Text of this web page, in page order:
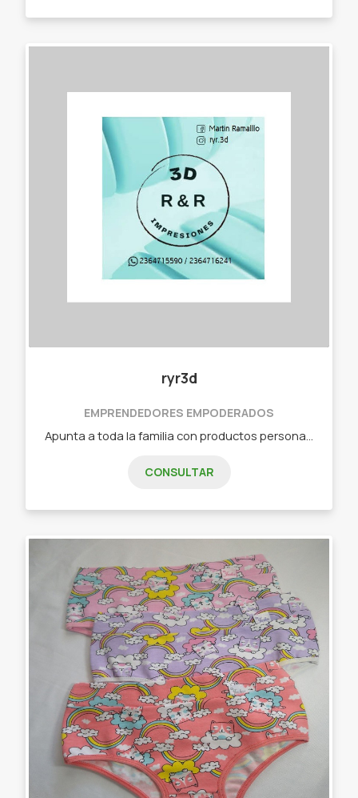
ryr3d
EMPRENDEDORES EMPODERADOS
CONSULTAR